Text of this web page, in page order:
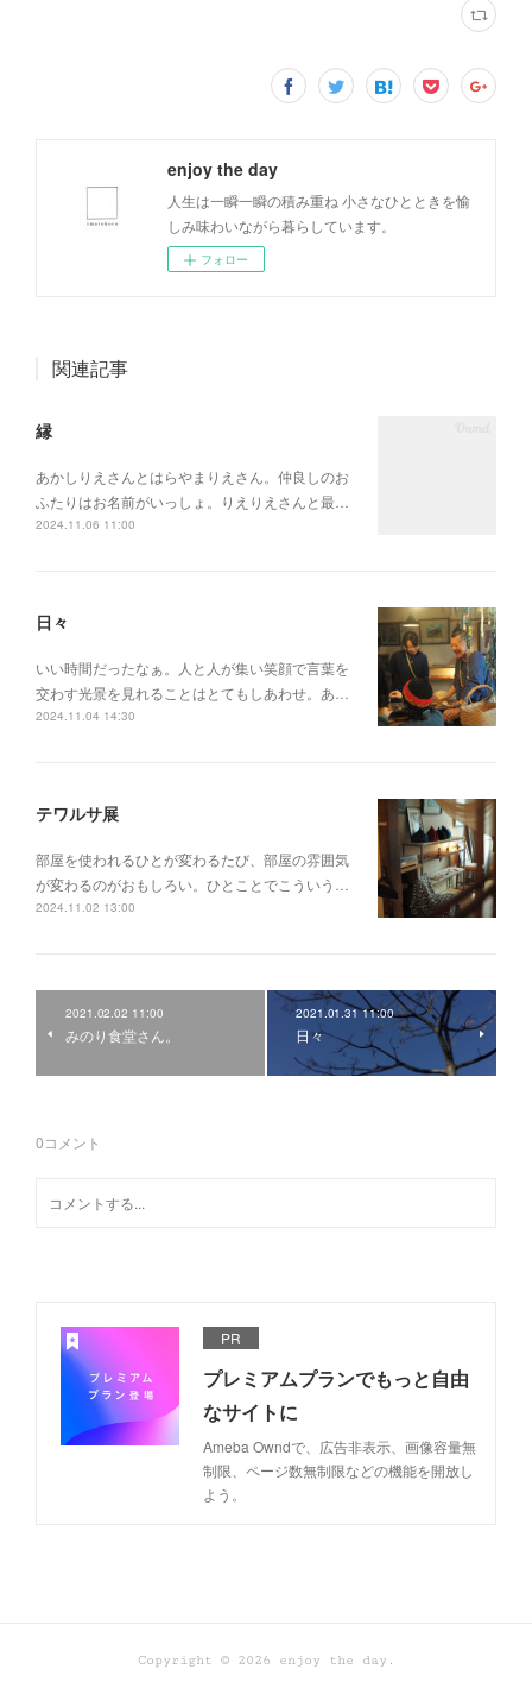
enjoy the day
人生は一瞬一瞬の積み重ね 小さなひとときを愉
しみ味わいながら暮らしています。
フォロー
関連記事
縁
あかしりえさんとはらやまりえさん。仲良しのお
ふたりはお名前がいっしょ。りえりえさんと最…
2024.11.06 11:00
日々
いい時間だったなぁ。人と人が集い笑顔で言葉を
交わす光景を見れることはとてもしあわせ。あ…
2024.11.04 14:30
テワルサ展
部屋を使われるひとが変わるたび、部屋の雰囲気
が変わるのがおもしろい。ひとことでこういう…
2024.11.02 13:00
2021.02.02 11:00
みのり食堂さん。
2021.01.31 11:00
日々
0コメント
PR
プレミアムプランでもっと自由
なサイトに
Ameba Owndで、広告非表示、画像容量無
制限、ページ数無制限などの機能を開放し
よう。
Copyright © 2026 enjoy the day .